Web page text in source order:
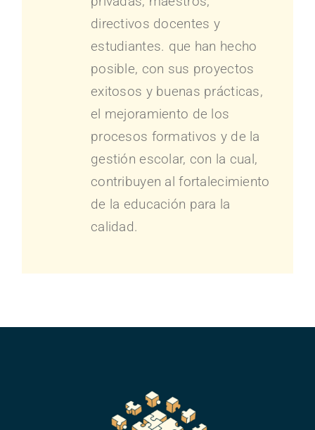
directivos docentes y
estudiantes. que han hecho
posible, con sus proyectos
exitosos y buenas prácticas,
el mejoramiento de los
procesos formativos y de la
gestión escolar, con la cual,
contribuyen al fortalecimiento
de la educación para la
calidad.